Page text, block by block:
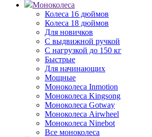
Моноколеса
Колеса 16 дюймов
Колеса 18 дюймов
Для новичков
С выдвижной ручкой
С нагрузкой до 150 кг
Быстрые
Для начинающих
Мощные
Моноколеса Inmotion
Моноколеса Kingsong
Моноколеса Gotway
Моноколеса Airwheel
Моноколеса Ninebot
Все моноколеса